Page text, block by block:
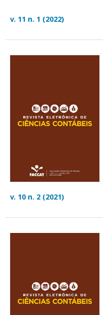
v. 11 n. 1 (2022)
v. 10 n. 2 (2021)